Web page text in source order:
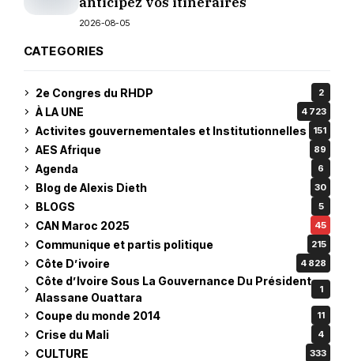
2026-08-05
CATEGORIES
2e Congres du RHDP 2
À LA UNE 4 723
Activites gouvernementales et Institutionnelles 151
AES Afrique 89
Agenda 6
Blog de Alexis Dieth 30
BLOGS 5
CAN Maroc 2025 45
Communique et partis politique 215
Côte D’ivoire 4 828
Côte d’Ivoire Sous La Gouvernance Du Président
Alassane Ouattara
1
Coupe du monde 2014 11
Crise du Mali 4
CULTURE 333